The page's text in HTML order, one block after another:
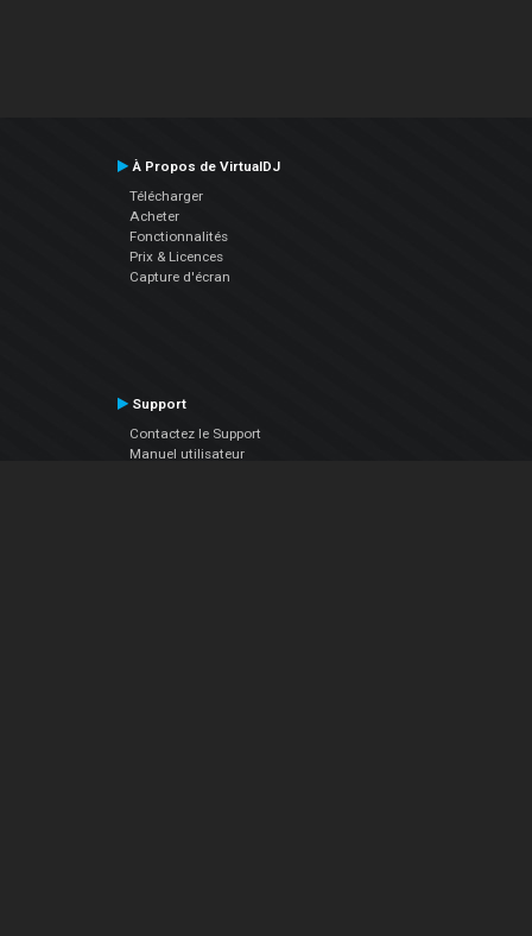
À Propos de VirtualDJ
Télécharger
Acheter
Fonctionnalités
Prix & Licences
Capture d'écran
Support
Contactez le Support
Manuel utilisateur